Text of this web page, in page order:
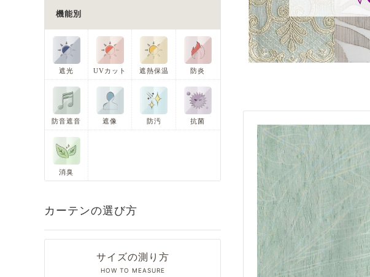
機能別
遮光 UVカット 遮熱保温 防炎
防音遮音 遮像 防汚 抗菌
消臭
カーテンの選び方
サイズの測り方
HOW TO MEASURE